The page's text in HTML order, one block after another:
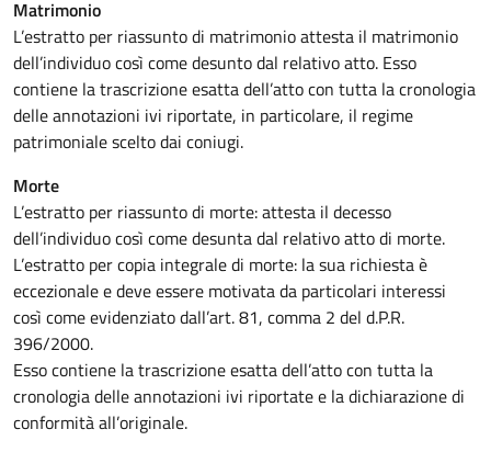
Matrimonio
L’estratto per riassunto di matrimonio attesta il matrimonio
dell’individuo così come desunto dal relativo atto. Esso
contiene la trascrizione esatta dell’atto con tutta la cronologia
delle annotazioni ivi riportate, in particolare, il regime
patrimoniale scelto dai coniugi.
Morte
L’estratto per riassunto di morte: attesta il decesso
dell’individuo così come desunta dal relativo atto di morte.
L’estratto per copia integrale di morte: la sua richiesta è
eccezionale e deve essere motivata da particolari interessi
così come evidenziato dall’art. 81, comma 2 del d.P.R.
396/2000.
Esso contiene la trascrizione esatta dell’atto con tutta la
cronologia delle annotazioni ivi riportate e la dichiarazione di
conformità all’originale.